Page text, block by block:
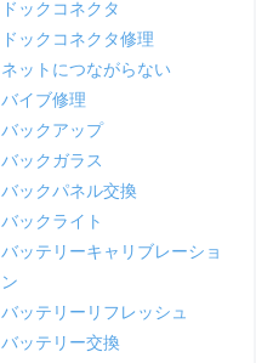
ドックコネクタ
ドックコネクタ修理
ネットにつながらない
バイブ修理
バックアップ
バックガラス
バックパネル交換
バックライト
バッテリーキャリブレーショ
ン
バッテリーリフレッシュ
バッテリー交換